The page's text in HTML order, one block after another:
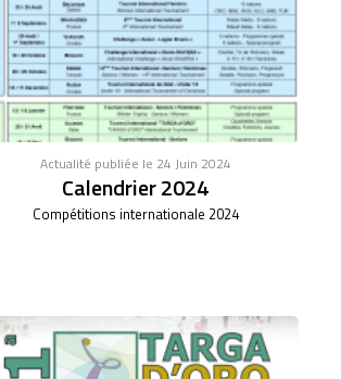
Actualité publiée le 24 Juin 2024
Calendrier 2024
Compétitions internationale 2024